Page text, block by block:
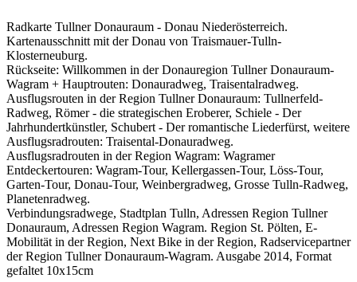
Radkarte Tullner Donauraum - Donau Niederösterreich.
Kartenausschnitt mit der Donau von Traismauer-Tulln-
Klosterneuburg.
Rückseite: Willkommen in der Donauregion Tullner Donauraum-
Wagram + Hauptrouten: Donauradweg, Traisentalradweg.
Ausflugsrouten in der Region Tullner Donauraum: Tullnerfeld-
Radweg, Römer - die strategischen Eroberer, Schiele - Der
Jahrhundertkünstler, Schubert - Der romantische Liederfürst, weitere
Ausflugsradrouten: Traisental-Donauradweg.
Ausflugsradrouten in der Region Wagram: Wagramer
Entdeckertouren: Wagram-Tour, Kellergassen-Tour, Löss-Tour,
Garten-Tour, Donau-Tour, Weinbergradweg, Grosse Tulln-Radweg,
Planetenradweg.
Verbindungsradwege, Stadtplan Tulln, Adressen Region Tullner
Donauraum, Adressen Region Wagram. Region St. Pölten, E-
Mobilität in der Region, Next Bike in der Region, Radservicepartner
der Region Tullner Donauraum-Wagram. Ausgabe 2014, Format
gefaltet 10x15cm